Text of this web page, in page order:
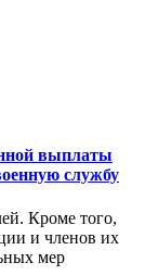
выплаты
службу
Кроме того,
и членов их
мер